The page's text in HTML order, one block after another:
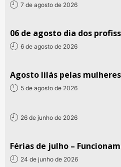
7 de agosto de 2026
06 de agosto dia dos
6 de agosto de 2026
Agosto lilás pelas mulheres
5 de agosto de 2026
26 de junho de 2026
Férias de julho –
24 de junho de 2026